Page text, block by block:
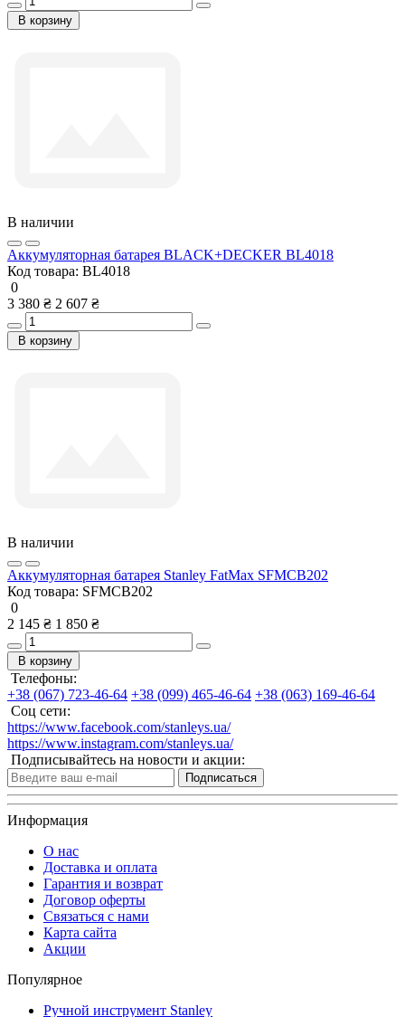
В корзину
В наличии
Аккумуляторная батарея BLACK+DECKER BL4018
Код товара: BL4018
0
3 380 ₴ 2 607 ₴
В корзину
В наличии
Аккумуляторная батарея Stanley FatMax SFMCB202
Код товара: SFMCB202
0
2 145 ₴ 1 850 ₴
В корзину
Телефоны:
+38 (067) 723-46-64 +38 (099) 465-46-64 +38 (063) 169-46-64
Соц сети:
https://www.facebook.com/stanleys.ua/
https://www.instagram.com/stanleys.ua/
Подписывайтесь на новости и акции:
Подписаться
Информация
О нас
Доставка и оплата
Гарантия и возврат
Договор оферты
Связаться с нами
Карта сайта
Акции
Популярное
Ручной инструмент Stanley